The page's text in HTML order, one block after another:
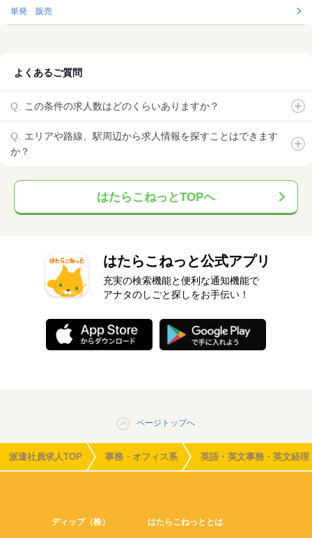
単発 販売
よくあるご質問
この条件の求人数はどのくらいありますか？
エリアや路線、駅周辺から求人情報を探すことはできます
か？
はたらこねっとTOPへ
はたらこねっと公式アプリ
充実の検索機能と便利な通知機能で
アナタのしごと探しをお手伝い！
ページトップへ
派遣社員求人TOP 事務・オフィス系 英語・英文事務・英文経理
ディップ（株） はたらこねっととは